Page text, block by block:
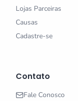
Lojas Parceiras
Causas
Cadastre-se
Contato
Fale Conosco